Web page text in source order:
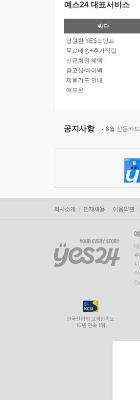
예스24 대표서비스
싸다
영원한 YES포인트
무료배송+추가적립
신규회원 혜택
중고샵/바이백
제휴카드 안내
애드온
공지사항 8월 신용카
회사소개 인재채용 이용약관